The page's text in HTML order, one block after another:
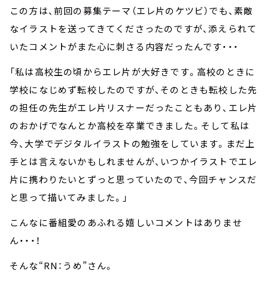
この方は、前回の募集テーマ（エレ片のケツビ）でも、素敵
なイラストを送ってきてくださったのですが、添えられて
いたコメントがまた心に刺さる内容だったんです・・・
「私は高校生の頃からエレ片が大好きです。高校のときに
学校になじめず転校したのですが、そのときも転校した先
の担任の先生がエレ片リスナーだったこともあり、エレ片
のおかげでなんとか高校を卒業できました。そして私は
今、大学でデジタルイラストの勉強をしています。まだ上
手とは言えないかもしれませんが、いつかイラストでエレ
片に携わりたいとずっと思っていたので、今回チャンスだ
と思って描いてみました。」
こんなに番組愛のあふれる嬉しいコメントはありませ
ん・・・！
そんな“RN：うめ”さん。